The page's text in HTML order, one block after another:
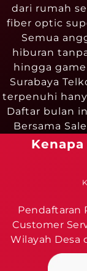
dari rumah
fiber optic
Semua
hiburan
hingga
Surabaya
terpenuhi
Daftar bulan
Bersama
Pendaftaran
Customer
Wilayah Desa